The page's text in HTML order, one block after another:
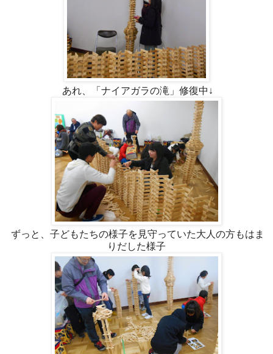
あれ、「ナイアガラの滝」修復中↓
ずっと、子どもたちの様子を見守っていた大人の方もはま
りだした様子